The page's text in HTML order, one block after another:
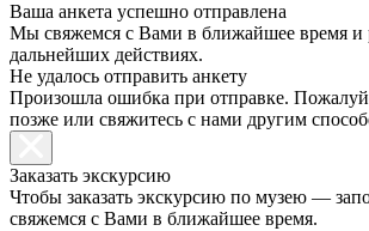
Ваша анкета успешно отправлена
Мы свяжемся с Вами в ближайшее время и
дальнейших действиях.
Не удалось отправить анкету
Произошла ошибка при отправке.
позже или свяжитесь с нами другим
Заказать экскурсию
Чтобы заказать экскурсию по музею —
свяжемся с Вами в ближайшее время.